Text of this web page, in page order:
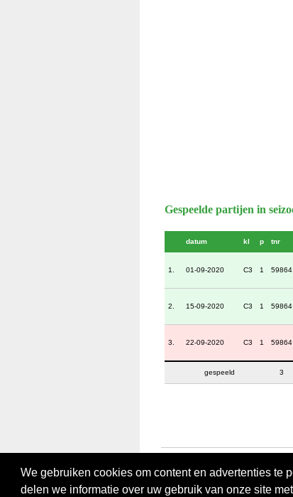
We gebruiken cookies om content en advertenties te
delen we informatie over uw gebruik van onze site
Gespeelde partijen in
datum kl p tnr
1. 01-09-2020 C3 1 59864
2. 15-09-2020 C3 1 59864
3. 22-09-2020 C3 1 59864
gespeeld 3